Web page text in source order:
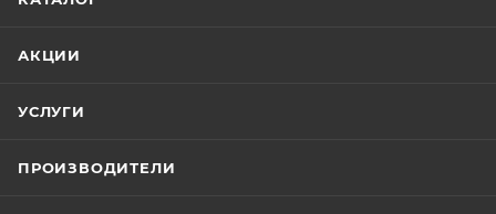
АКЦИИ
УСЛУГИ
ПРОИЗВОДИТЕЛИ